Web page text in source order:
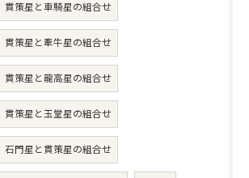
貫策星と車騎星の組合せ
貫策星と牽牛星の組合せ
貫策星と龍高星の組合せ
貫策星と玉堂星の組合せ
石門星と貫策星の組合せ